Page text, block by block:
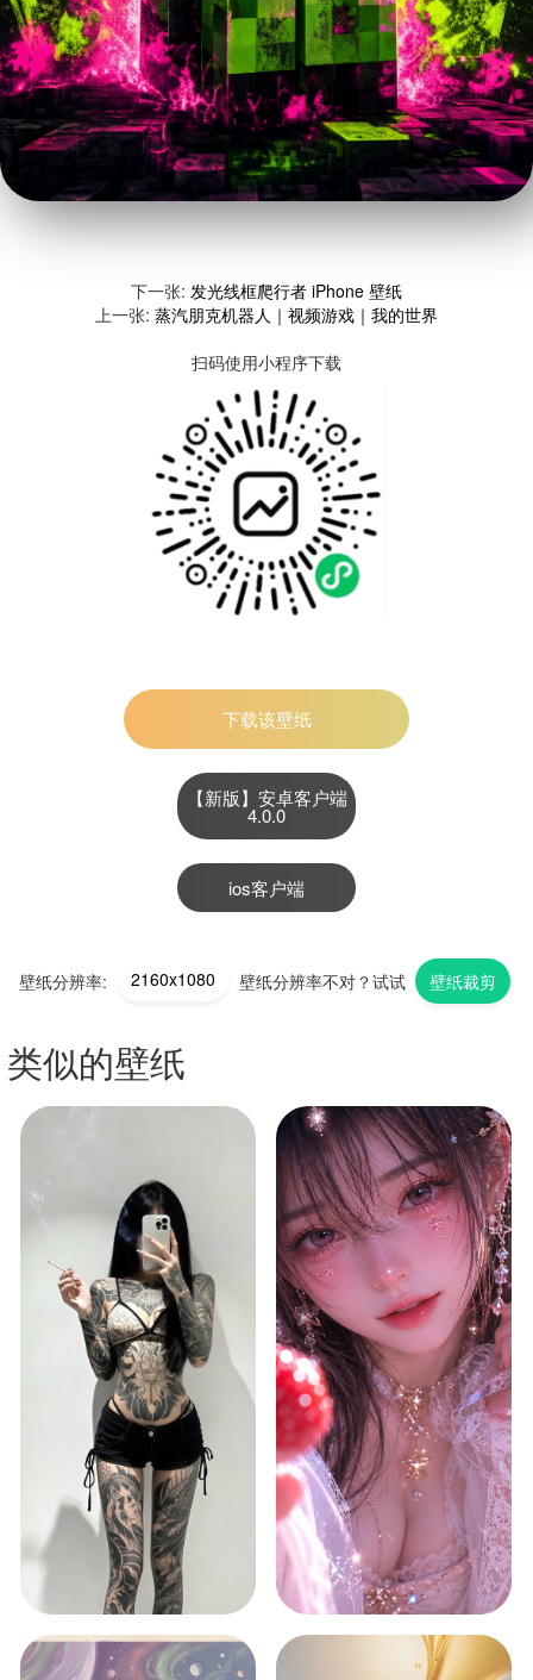
下一张: 发光线框爬行者 iPhone 壁纸
上一张: 蒸汽朋克机器人｜视频游戏｜我的世界
扫码使用小程序下载
下载该壁纸
【新版】安卓客户端
4.0.0
ios客户端
壁纸分辨率: 2160x1080 壁纸分辨率不对？试试 壁纸裁剪
类似的壁纸